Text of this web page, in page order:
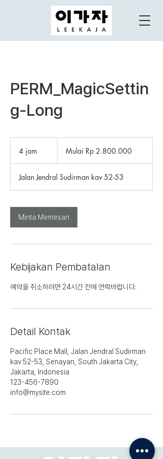
PERM_MagicSettin
g-Long
4 jam
m
Rupiah
Mulai Rp 2.800.000
Jalan Jendral Sudirman kav 52-53
Minta Memesan
Kebijakan Pembatalan
예약을 취소하려면 24시간 전에 연락바랍니다.
Detail Kontak
Pacific Place Mall, Jalan Jendral Sudirman
kav 52-53, Senayan, South Jakarta City,
Jakarta, Indonesia
123-456-7890
info@mysite.com